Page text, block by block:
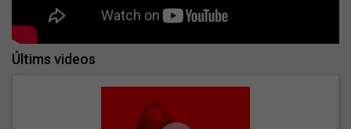
Últims videos